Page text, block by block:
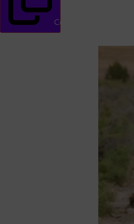
Copiar link